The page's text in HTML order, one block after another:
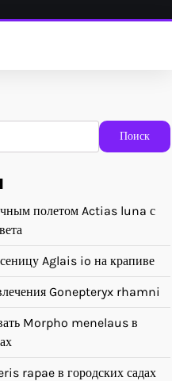
Поиск
полетом Actias luna с
Aglais io на крапиве
Gonepteryx rhamni
Morpho menelaus в
rapae в городских садах